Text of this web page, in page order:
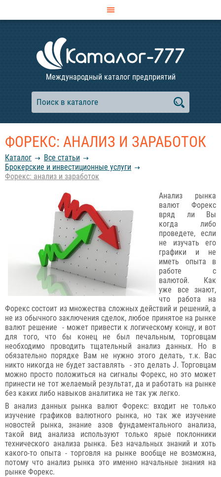
Международный каталог предприятий
ФОРЕКС: АНАЛИЗ И ЗАРАБОТОК
Каталог
Все статьи
Брокерские и инвестиционные услуги
Форекс: анализ и заработок
Анализ рынка
валют Форекс
вряд ли Вы
когда либо
проведете, если
не изучать его
графики и не
иметь опыта в
работе с
валютой. Как
уже все знают,
что работа на
Форекс состоит из множества сложных действий и решений, а
не из обычного заключения сделок, любое принятое на рынке
валют решение - может привести к логическому концу, и вот
для того, что бы конец не был печальным, торговцам
необходимо проводить тщательный анализ данных. Но в
обязательно порядке Вам не нужно этого делать, т.к. Вас
никто никогда не будет заставлять - это делать J. Торговцам
можно просто положиться на сигналы Форекс, но это может
принести не тот желаемый результат, да и работать на рынке
без каких либо навыков аналитика не так уж легко.
В анализ данных рынка валют Форекс: входит не только
изучение графиков валютного рынка, но так же изучение
новостей рынка, знание азов фундаментального анализа,
такой вид анализа используют только ярые поклонники
технического анализа рынка. Без начальных знаний и хоть
какого-то опыта - торговля на рынке вообще не возможна,
потому что анализ рынка это именно начальные знания на
рынке Форекс.